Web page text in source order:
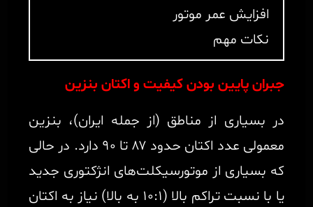
افزایش عمر موتور
نکات مهم
جبران پایین بودن کیفیت و اکتان بنزین
در بسیاری از مناطق (از جمله ایران)، بنزین
معمولی عدد اکتان حدود ۸۷ تا ۹۰ دارد. در حالی
که بسیاری از موتورسیکلت‌های انژکتوری جدید
یا با نسبت تراکم بالا (۱۰:۱ به بالا) نیاز به اکتان